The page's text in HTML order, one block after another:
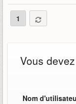
1
Vous
Nom